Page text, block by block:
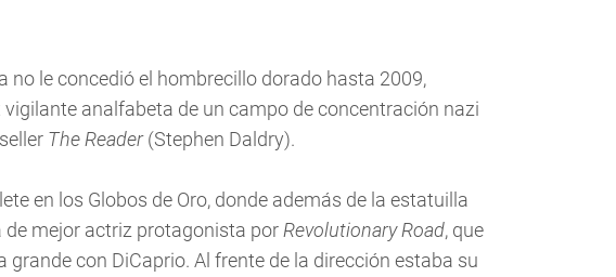
no le concedió el hombrecillo dorado hasta 2009,
analfabeta de un campo de concentración nazi
The Reader(Stephen Daldry).
en los Globos de Oro, donde además de la estatuilla
de mejor actriz protagonista porRevolutionary Road, que
grande con DiCaprio. Al frente de la dirección estaba su